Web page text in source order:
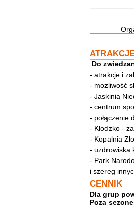
Do
- atrakcje i
- możliwość
- Jaskinia
- centrum
- połączenie
- Kłodzko -
- Kopalnia
- uzdrowiska
- Park
i szereg
CENNIK
Dla grup
Poza